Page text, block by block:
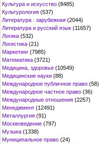
Культура и искусство (8485)
Культурология (537)
Литература : зарубежная (2044)
Литература и русский язык (11657)
Логика (532)
Логистика (21)
Маркетинг (7985)
Математика (3721)
Медицина, здоровье (10549)
Медицинские науки (88)
Международное публичное право (58)
Международное частное право (36)
Международные отношения (2257)
Менеджмент (12491)
Металлургия (91)
Москвоведение (797)
Музыка (1338)
Муниципальное право (24)